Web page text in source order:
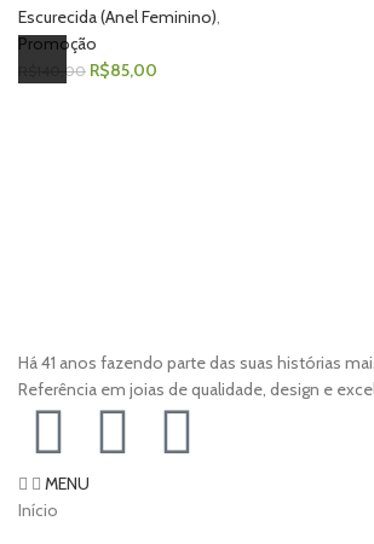
Escurecida (Anel Feminino),
Promoção
140,00 R$85,00
Há 41 anos fazendo parte das suas histórias
Referência em joias de qualidade, design e
MENU
Início